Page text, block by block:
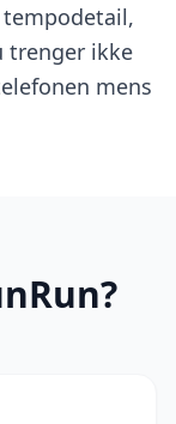
trenger ikke
mens